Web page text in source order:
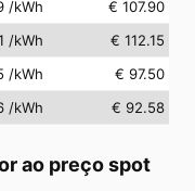
/kWh
€ 107.90
/kWh
€ 112.15
/kWh
€ 97.50
/kWh € 92.58
ao preço spot